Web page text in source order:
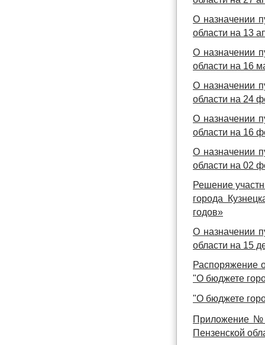
О назначении
области на 13
О назначении
области на 16
О назначении
области на 24
О назначении
области на 16
О назначении
области на 02
Решение
города
годов»
О назначении
области на 15
Распоряжение
"О бюджете
"О бюджете
Приложение №
Пензенской